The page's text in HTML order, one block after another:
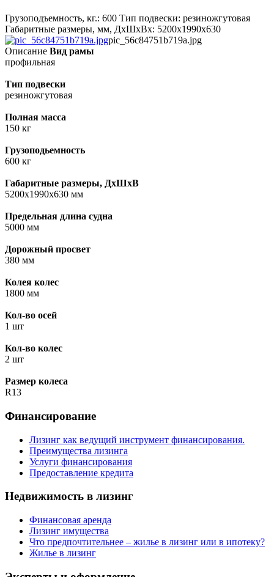
Грузоподъемность, кг.: 600 Тип подвески: резиножгутовая
Габаритные размеры, мм, ДхШхВх: 5200х1990х630
pic_56c84751b719a.jpg
Описание Вид рамы
профильная
Тип подвески
резиножгутовая
Полная масса
150 кг
Грузоподьемность
600 кг
Габаритные размеры, ДхШхВ
5200х1990х630 мм
Предельная длина судна
5000 мм
Дорожный просвет
380 мм
Колея колес
1800 мм
Кол-во осей
1 шт
Кол-во колес
2 шт
Размер колеса
R13
Финансирование
Лизинг как ведущий инструмент финансирования.
Преимущества лизинга
Услуги финансирования
Предоставление кредита
Недвижимость в лизинг
Финансовая аренда
Лизинг имущества
Что предпочтительнее – жилье в лизинг или в ипотеку?
Жилье в лизинг